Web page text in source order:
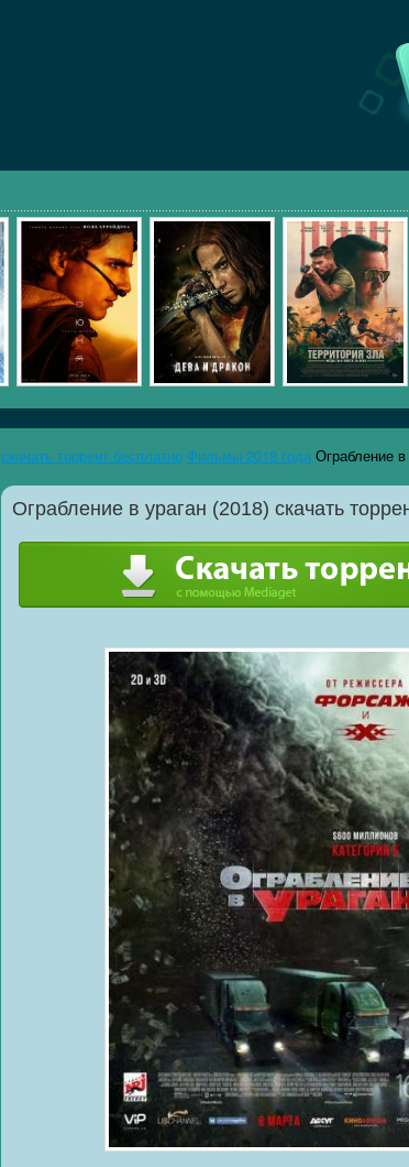
скачать торрент бесплатно Фильмы 2018 года Ограбление
Ограбление в ураган (2018) скачать